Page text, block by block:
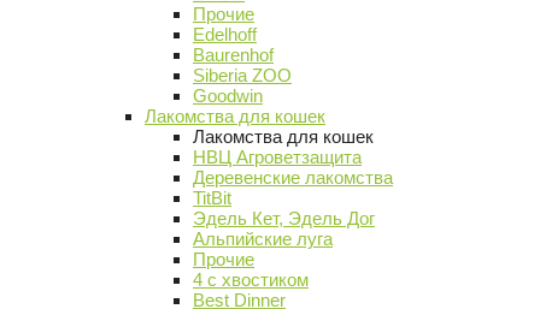
Прочие
Edelhoff
Baurenhof
Siberia ZOO
Goodwin
Лакомства для кошек
Лакомства для кошек
НВЦ Агроветзащита
Деревенские лакомства
TitBit
Эдель Кет, Эдель Дог
Альпийские луга
Прочие
4 с хвостиком
Best Dinner